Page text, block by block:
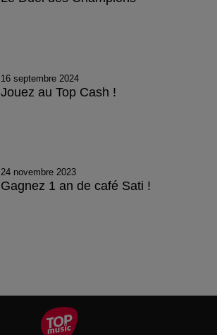
16 septembre 2024
Jouez au Top Cash !
24 novembre 2023
Gagnez 1 an de café Sati !